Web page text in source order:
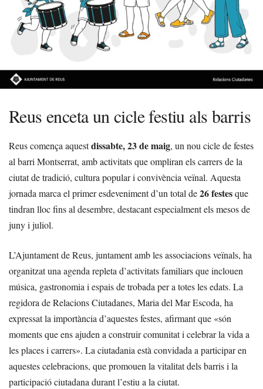
Reus enceta un cicle festiu als barris
Reus comença aquestdissabte, 23 de maig, un nou cicle de festes
al barri Montserrat, amb activitats que ompliran els carrers de la
ciutat de tradició, cultura popular i convivència veïnal. Aquesta
jornada marca el primer esdeveniment d’un total de26 festesque
tindran lloc fins al desembre, destacant especialment els mesos de
juny i juliol.
L’Ajuntament de Reus, juntament amb les associacions veïnals, ha
organitzat una agenda repleta d’activitats familiars que inclouen
música, gastronomia i espais de trobada per a totes les edats. La
regidora de Relacions Ciutadanes, Maria del Mar Escoda, ha
expressat la importància d’aquestes festes, afirmant que «són
moments que ens ajuden a construir comunitat i celebrar la vida a
les places i carrers». La ciutadania està convidada a participar en
aquestes celebracions, que promouen la vitalitat dels barris i la
participació ciutadana durant l’estiu a la ciutat.